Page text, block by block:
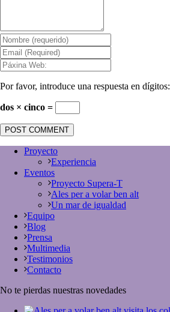
Por favor, introduce una respuesta en dígitos:
dos × cinco =
Proyecto
Experiencia
Eventos
Proyecto Supera-T
Ales per a volar ben alt
Un mar de igualdad
Equipo
Blog
Prensa
Multimedia
Testimonios
Contacto
No te pierdas nuestras novedades